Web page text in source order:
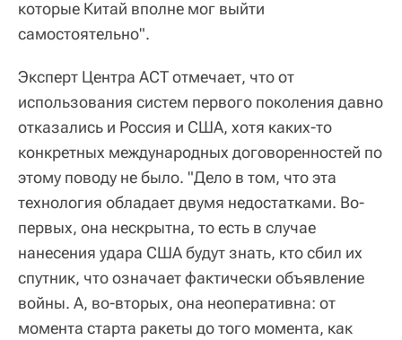
которые Китай вполне мог выйти
самостоятельно".
Эксперт Центра АСТ отмечает, что от
использования систем первого поколения давно
отказались и Россия и США, хотя каких-то
конкретных международных договоренностей по
этому поводу не было. "Дело в том, что эта
технология обладает двумя недостатками. Во-
первых, она нескрытна, то есть в случае
нанесения удара США будут знать, кто сбил их
спутник, что означает фактически объявление
войны. А, во-вторых, она неоперативна: от
момента старта ракеты до того момента, как